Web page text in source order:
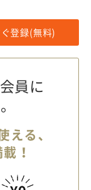
登録(無料)
員に
る、
！